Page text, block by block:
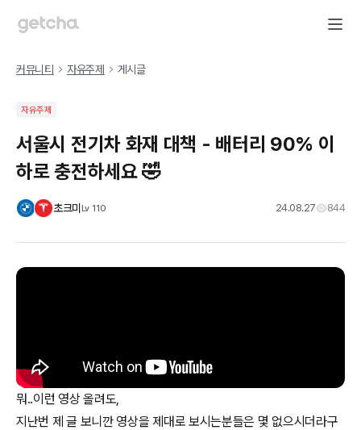
커뮤니티 자유주제 게시글
자유주제
서울시 전기차 화재 대책 - 배터리 90% 이
하로 충전하세요 🤣
초크미 Lv 110 24.08.27 844
뭐..이런 영상 올려도,
지난번 제 글 보니깐 영상을 제대로 보시는분들은 몇 없으시더라구